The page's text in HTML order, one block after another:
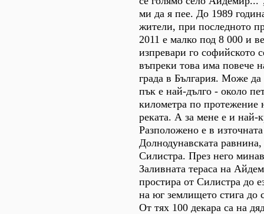
ми да я пее. До 1989
жители, при последното
2011 е малко под 8 000 и
изпревари го софийското
въпреки това има повече
града в България. Може
пък е най-дълго - около
километра по протежение
реката. А за мене е и най-
Разположено е в
Долнодунавската
Силистра. През него
Заливната тераса на
простира от Силистра до
на юг землището стига до
От тях 100 декара са на